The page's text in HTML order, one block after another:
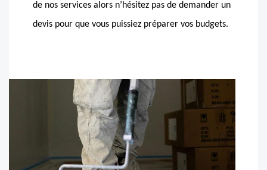
de nos services alors n’hésitez pas de demander un
devis pour que vous puissiez préparer vos budgets.